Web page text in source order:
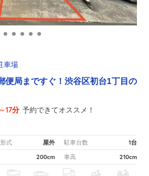
車場
便局まですぐ！渋谷区初台1丁目の
17分 予約できてオススメ！
式 屋外 駐車台数 1台
200cm 車高 210cm